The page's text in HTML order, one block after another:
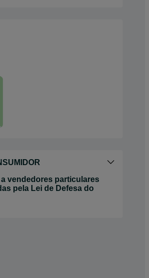
vendedores particulares
pela Lei de Defesa do